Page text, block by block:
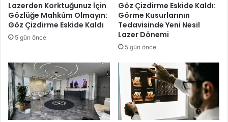
ı
"
n
i
a
ı
m
a
A
l
ı
Lazerden Korktuğunuz İçin
Gözlüğe Mahkûm Olmayın:
Göz Çizdirme Eskide Kaldı
5 gün önce
Göz Çizdirme Eskide Kaldı:
Görme Kusurlarının
Tedavisinde Yeni Nesil
Lazer Dönemi
5 gün önce